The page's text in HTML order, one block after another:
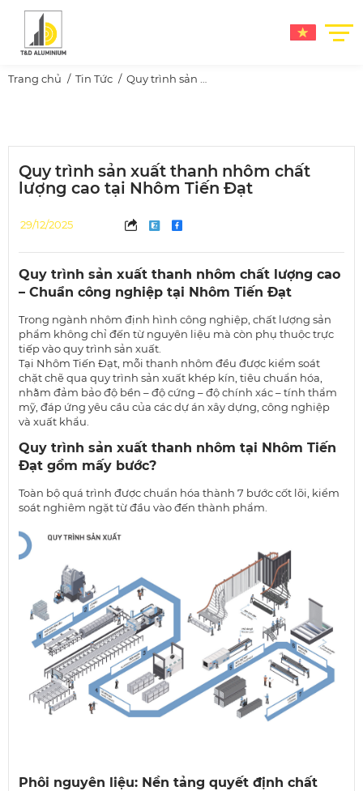
Trang chủ Tin Tức Quy trình sản xuất thanh nhôm chất lượng cao tại Nhôm Tiến Đạt
Quy trình sản xuất thanh nhôm chất
lượng cao tại Nhôm Tiến Đạt
29/12/2025
Quy trình sản xuất thanh nhôm chất lượng cao
– Chuẩn công nghiệp tại Nhôm Tiến Đạt
Trong ngành nhôm định hình công nghiệp, chất lượng sản
phẩm không chỉ đến từ nguyên liệu mà còn phụ thuộc trực
tiếp vào quy trình sản xuất.
Tại Nhôm Tiến Đạt, mỗi thanh nhôm đều được kiểm soát
chặt chẽ qua quy trình sản xuất khép kín, tiêu chuẩn hóa,
nhằm đảm bảo độ bền – độ cứng – độ chính xác – tính thẩm
mỹ, đáp ứng yêu cầu của các dự án xây dựng, công nghiệp
và xuất khẩu.
Quy trình sản xuất thanh nhôm tại Nhôm Tiến
Đạt gồm mấy bước?
Toàn bộ quá trình được chuẩn hóa thành 7 bước cốt lõi, kiểm
soát nghiêm ngặt từ đầu vào đến thành phẩm.
Phôi nguyên liệu: Nền tảng quyết định chất